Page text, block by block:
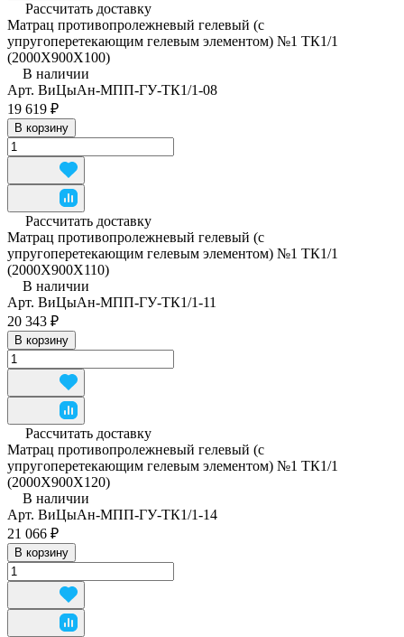
Рассчитать доставку
Матрац противопролежневый гелевый (с
упругоперетекающим гелевым элементом) №1 ТК1/1
(2000Х900Х100)
В наличии
Арт. ВиЦыАн-МПП-ГУ-ТК1/1-08
19 619 ₽
В корзину
Рассчитать доставку
Матрац противопролежневый гелевый (с
упругоперетекающим гелевым элементом) №1 ТК1/1
(2000Х900Х110)
В наличии
Арт. ВиЦыАн-МПП-ГУ-ТК1/1-11
20 343 ₽
В корзину
Рассчитать доставку
Матрац противопролежневый гелевый (с
упругоперетекающим гелевым элементом) №1 ТК1/1
(2000Х900Х120)
В наличии
Арт. ВиЦыАн-МПП-ГУ-ТК1/1-14
21 066 ₽
В корзину